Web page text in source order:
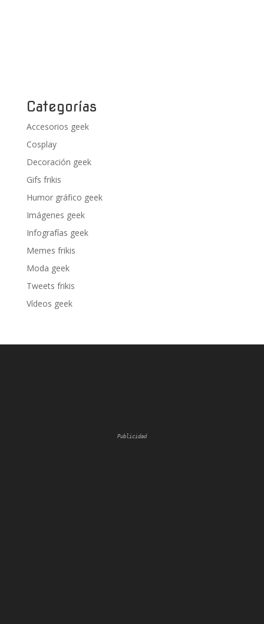
Categorías
Accesorios geek
Cosplay
Decoración geek
Gifs frikis
Humor gráfico geek
Imágenes geek
Infografías geek
Memes frikis
Moda geek
Tweets frikis
Vídeos geek
Publicidad